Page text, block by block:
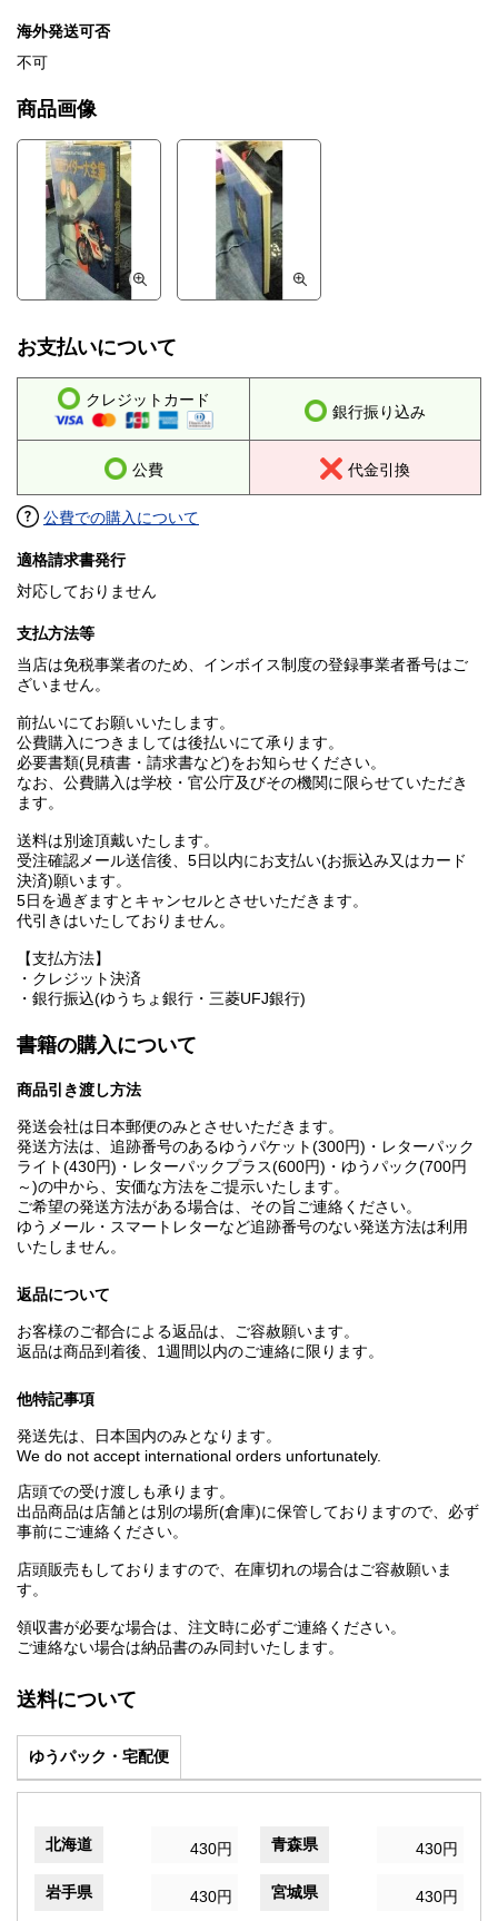
海外発送可否
不可
商品画像
お支払いについて
クレジットカード
銀行振り込み
公費 代金引換
公費での購入について
適格請求書発行
対応しておりません
支払方法等
当店は免税事業者のため、インボイス制度の登録事業者番号はご
ざいません。
前払いにてお願いいたします。
公費購入につきましては後払いにて承ります。
必要書類(見積書・請求書など)をお知らせください。
なお、公費購入は学校・官公庁及びその機関に限らせていただき
ます。
送料は別途頂戴いたします。
受注確認メール送信後、5日以内にお支払い(お振込み又はカード
決済)願います。
5日を過ぎますとキャンセルとさせいただきます。
代引きはいたしておりません。
【支払方法】
・クレジット決済
・銀行振込(ゆうちょ銀行・三菱UFJ銀行)
書籍の購入について
商品引き渡し方法
発送会社は日本郵便のみとさせいただきます。
発送方法は、追跡番号のあるゆうパケット(300円)・レターパック
ライト(430円)・レターパックプラス(600円)・ゆうパック(700円
～)の中から、安価な方法をご提示いたします。
ご希望の発送方法がある場合は、その旨ご連絡ください。
ゆうメール・スマートレターなど追跡番号のない発送方法は利用
いたしません。
返品について
お客様のご都合による返品は、ご容赦願います。
返品は商品到着後、1週間以内のご連絡に限ります。
他特記事項
発送先は、日本国内のみとなります。
We do not accept international orders unfortunately.
店頭での受け渡しも承ります。
出品商品は店舗とは別の場所(倉庫)に保管しておりますので、必ず
事前にご連絡ください。
店頭販売もしておりますので、在庫切れの場合はご容赦願いま
す。
領収書が必要な場合は、注文時に必ずご連絡ください。
ご連絡ない場合は納品書のみ同封いたします。
送料について
ゆうパック・宅配便
北海道 430円 青森県 430円
岩手県 430円 宮城県 430円